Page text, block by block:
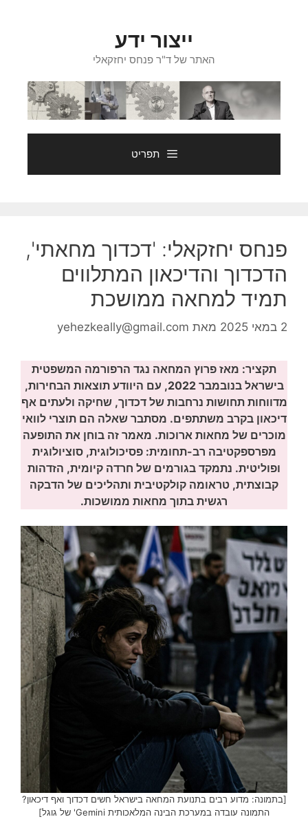
ייצור ידע
האתר של ד"ר פנחס יחזקאלי
תפריט
פנחס יחזקאלי: 'דכדוך מחאתי',
הדכדוך והדיכאון המתלווים
תמיד למחאה ממושכת
2 במאי 2025 מאת yehezkeally@gmail.com
תקציר: מאז פרוץ המחאה נגד הרפורמה המשפטית
בישראל בנובמבר 2022, עם היוודע תוצאות הבחירות,
מדווחות תחושות נרחבות של דכדוך, שחיקה ולעתים אף
דיכאון בקרב משתתפים. מסתבר שאלה הם תוצרי לוואי
מוכרים של מחאות ארוכות. מאמר זה בוחן את התופעה
מפרספקטיבה רב-תחומית: פסיכולוגית, סוציולוגית
ופוליטית. נתמקד בגורמים של חרדה קיומית, הזדהות
קבוצתית, טראומה קולקטיבית ותהליכים של הדבקה
רגשית בתוך מחאות ממושכות.
[בתמונה: מדוע רבים בתנועת המחאה בישראל חשים דכדוך ואף דיכאון?
התמונה עובדה במערכת הבינה המלאכותית Gemini' של גוגל]